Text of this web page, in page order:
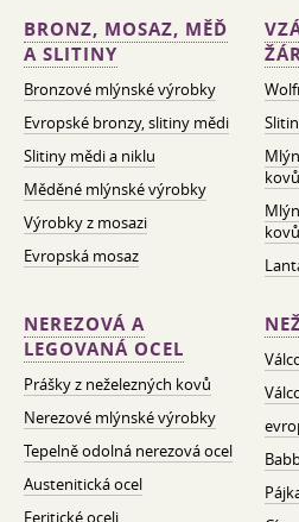
BRONZ, MOSAZ, MĚĎ
A SLITINY
Bronzové mlýnské výrobky
Evropské bronzy, slitiny mědi
Slitiny mědi a niklu
Měděné mlýnské výrobky
Výrobky z mosazi
Evropská mosaz
kovů
kovů
NEREZOVÁ A
LEGOVANÁ OCEL
Prášky z neželezných kovů
Nerezové mlýnské výrobky
Tepelně odolná nerezová ocel
Austenitická ocel
Feritické oceli